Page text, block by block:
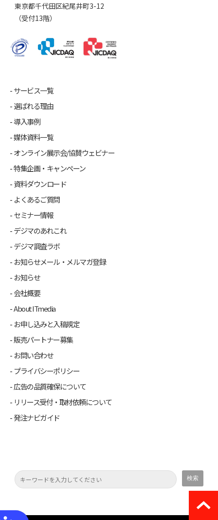
東京都千代田区紀尾井町3-12
（受付13階）
サービス一覧
選ばれる理由
導入事例
媒体資料一覧
オンライン展示会/協賛ウェビナー
特集企画・キャンペーン
資料ダウンロード
よくあるご質問
セミナー情報
デジマのあれこれ
デジマ調査ラボ
お知らせメール・メルマガ登録
お知らせ
会社概要
About ITmedia
お申し込みと入稿規定
販売パートナー募集
お問い合わせ
プライバシーポリシー
広告の品質確保について
リリース受付・取材依頼について
発注ナビガイド